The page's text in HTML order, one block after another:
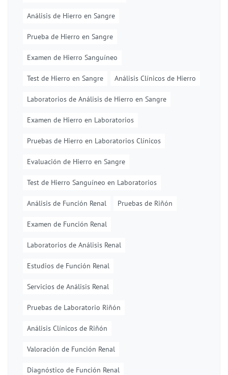
Análisis de Hierro en Sangre
Prueba de Hierro en Sangre
Examen de Hierro Sanguíneo
Test de Hierro en Sangre Análisis Clínicos de Hierro
Laboratorios de Análisis de Hierro en Sangre
Examen de Hierro en Laboratorios
Pruebas de Hierro en Laboratorios Clínicos
Evaluación de Hierro en Sangre
Test de Hierro Sanguíneo en Laboratorios
Análisis de Función Renal Pruebas de Riñón
Examen de Función Renal
Laboratorios de Análisis Renal
Estudios de Función Renal
Servicios de Análisis Renal
Pruebas de Laboratorio Riñón
Análisis Clínicos de Riñón
Valoración de Función Renal
Diagnóstico de Función Renal